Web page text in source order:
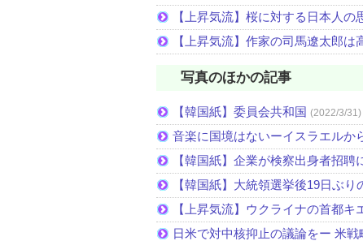
【上昇気流】桜に対する日本人の
【上昇気流】作家の司馬遼太郎
写真のほかの記事
【韓国紙】委員会共和国 (2022/3/31)
音楽に国境はないーイスラエルか
【韓国紙】企業が検察出身者招
【韓国紙】大統領選挙後19日ぶり
【上昇気流】ウクライナの首都
日米で対中核抑止の議論をー 米